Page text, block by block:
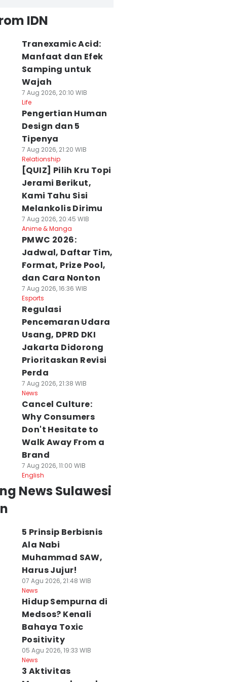
IDN
Tranexamic Acid:
Manfaat dan Efek
Samping untuk
Wajah
7 Aug 2026, 20:10 WIB
Life
Pengertian Human
Design dan 5
Tipenya
7 Aug 2026, 21:20 WIB
Relationship
[QUIZ] Pilih Kru Topi
Jerami Berikut,
Kami Tahu Sisi
Melankolis Dirimu
7 Aug 2026, 20:45 WIB
Anime & Manga
PMWC 2026:
Jadwal, Daftar Tim,
Format, Prize Pool,
dan Cara Nonton
7 Aug 2026, 16:36 WIB
Esports
Regulasi
Pencemaran Udara
Usang, DPRD DKI
Jakarta Didorong
Prioritaskan Revisi
Perda
7 Aug 2026, 21:38 WIB
News
Cancel Culture:
Why Consumers
Don't Hesitate to
Walk Away From a
Brand
7 Aug 2026, 11:00 WIB
English
News Sulawesi
5 Prinsip Berbisnis
Ala Nabi
Muhammad SAW,
Harus Jujur!
07 Agu 2026, 21:48 WIB
News
Hidup Sempurna di
Medsos? Kenali
Bahaya Toxic
Positivity
05 Agu 2026, 19:33 WIB
News
3 Aktivitas